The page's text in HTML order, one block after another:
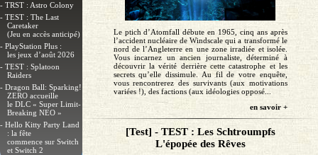
- TRST : Astro Colony
- TEST : The Last
Caretaker
(Jeu en accès anticipé)
- PlayStation Plus :
les jeux d’août 2026
- TEST : Splatoon
Raiders
- Dragon Ball: Sparking!
ZERO accueille
le DLC « Super Limit-
Breaking NEO »
- Hello Kitty Party Land
: la fête
commence sur Switch
et Switch 2
Le ptich d’Atomfall débute en 1965, cinq ans après
l’accident nucléaire de Windscale qui a transformé le
nord de l’Angleterre en une zone irradiée et isolée.
Vous incarnez un ancien journaliste, déterminé à
découvrir la vérité derrière cette catastrophe et les
secrets qu’elle dissimule. Au fil de votre enquête,
vous rencontrerez des survivants (aux motivations
variées !), des factions (aux idéologies opposé...
en savoir +
[Test] - TEST : Les Schtroumpfs
L'épopée des Rêves